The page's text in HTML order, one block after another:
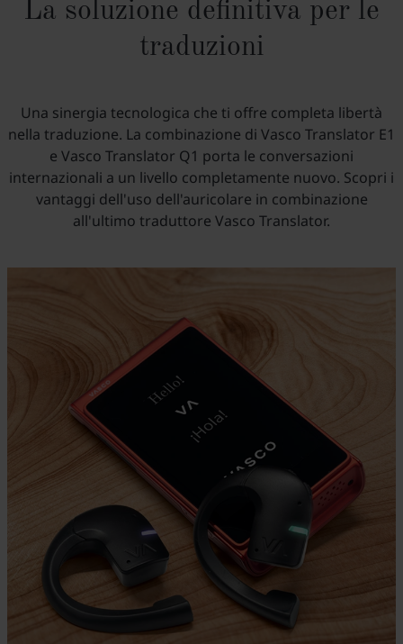
La soluzione definitiva per le
traduzioni
Una sinergia tecnologica che ti offre completa libertà
nella traduzione. La combinazione di Vasco Translator E1
e Vasco Translator Q1 porta le conversazioni
internazionali a un livello completamente nuovo. Scopri i
vantaggi dell'uso dell'auricolare in combinazione
all'ultimo traduttore Vasco Translator.